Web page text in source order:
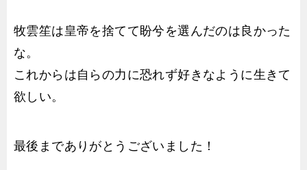
牧雲笙は皇帝を捨てて盼兮を選んだのは良かった
な。
これからは自らの力に恐れず好きなように生きて
欲しい。
最後までありがとうございました！